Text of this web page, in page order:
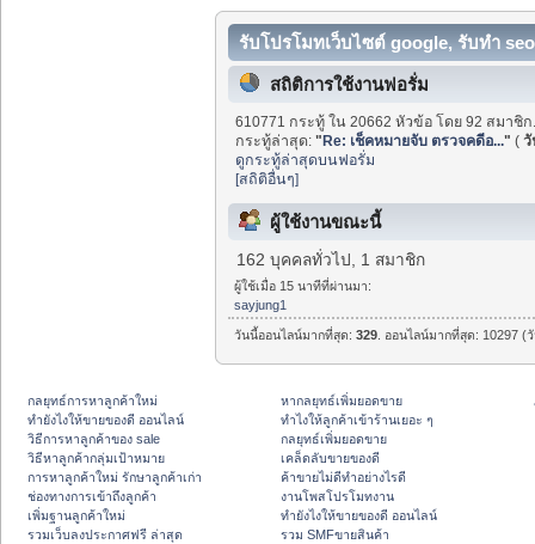
รับโปรโมทเว็บไซต์ google, รับทำ
สถิติการใช้งานฟอรั่ม
610771 กระทู้ ใน 20662 หัวข้อ โดย 92 สมาชิ
กระทู้ล่าสุด:"Re: เช็คหมายจับ ตรวจคดีอ..." (
ดูกระทู้ล่าสุดบนฟอรั่ม
[สถิติอื่นๆ]
ผู้ใช้งานขณะนี้
162 บุคคลทั่วไป, 1 สมาชิก
ผู้ใช้เมื่อ 15 นาทีที่ผ่านมา:
sayjung1
วันนี้ออนไลน์มากที่สุด:329 . ออนไลน์มากที่สุด: 10297
กลยุทธ์การหาลูกค้าใหม่
ทํายังไงให้ขายของดี ออนไลน์
วิธีการหาลูกค้าของ sale
วิธีหาลูกค้ากลุ่มเป้าหมาย
การหาลูกค้าใหม่ รักษาลูกค้าเก่า
ช่องทางการเข้าถึงลูกค้า
เพิ่มฐานลูกค้าใหม่
รวมเว็บลงประกาศฟรี ล่าสุด
หากลยุทธ์เพิ่มยอดขาย
ทําไงให้ลูกค้าเข้าร้านเยอะ ๆ
กลยุทธ์เพิ่มยอดขาย
เคล็ดลับขายของดี
ค้าขายไม่ดีทำอย่างไรดี
งานโพสโปรโมทงาน
ทํายังไงให้ขายของดี ออนไลน์
รวม SMFขายสินค้า